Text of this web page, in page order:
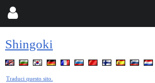
Shingoki
Traduci questo sito.